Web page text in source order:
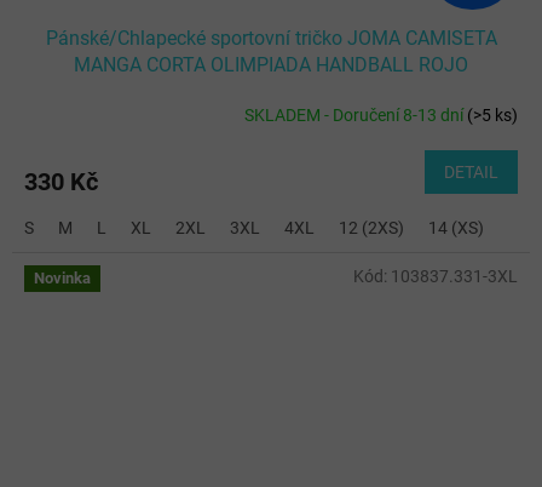
Pánské/Chlapecké sportovní tričko JOMA CAMISETA
MANGA CORTA OLIMPIADA HANDBALL ROJO
SKLADEM - Doručení 8-13 dní(>5 ks)
330 Kč DETAIL
S M L XL 2XL 3XL 4XL 12 (2XS) 14 (XS)
Novinka Kód: 103837.331-3XL